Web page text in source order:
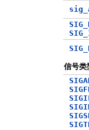
信号类